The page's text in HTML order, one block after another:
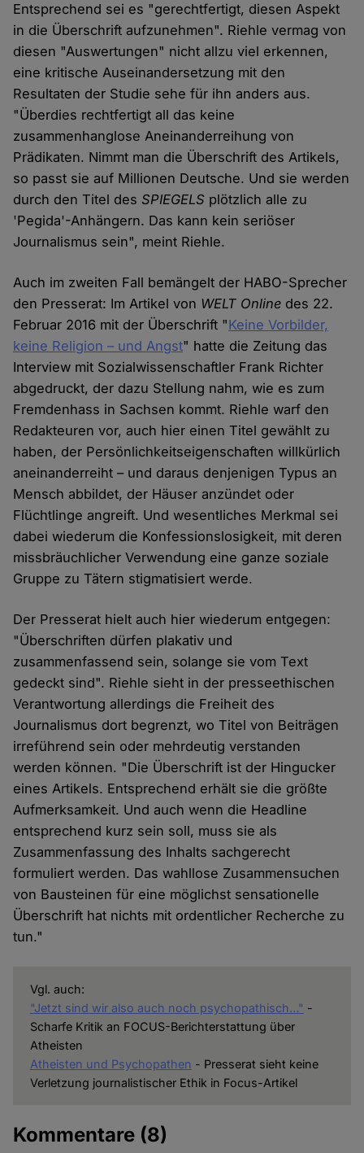
Entsprechend sei es "gerechtfertigt, diesen Aspekt
in die Überschrift aufzunehmen". Riehle vermag von
diesen "Auswertungen" nicht allzu viel erkennen,
eine kritische Auseinandersetzung mit den
Resultaten der Studie sehe für ihn anders aus.
"Überdies rechtfertigt all das keine
zusammenhanglose Aneinanderreihung von
Prädikaten. Nimmt man die Überschrift des Artikels,
so passt sie auf Millionen Deutsche. Und sie werden
durch den Titel desSPIEGELS plötzlich alle zu
'Pegida'-Anhängern. Das kann kein seriöser
Journalismus sein", meint Riehle.
Auch im zweiten Fall bemängelt der HABO-Sprecher
den Presserat: Im Artikel von WELT Online des 22.
Februar 2016 mit der Überschrift "Keine Vorbilder,
keine Religion – und Angst" hatte die Zeitung das
Interview mit Sozialwissenschaftler Frank Richter
abgedruckt, der dazu Stellung nahm, wie es zum
Fremdenhass in Sachsen kommt. Riehle warf den
Redakteuren vor, auch hier einen Titel gewählt zu
haben, der Persönlichkeitseigenschaften willkürlich
aneinanderreiht – und daraus denjenigen Typus an
Mensch abbildet, der Häuser anzündet oder
Flüchtlinge angreift. Und wesentliches Merkmal sei
dabei wiederum die Konfessionslosigkeit, mit deren
missbräuchlicher Verwendung eine ganze soziale
Gruppe zu Tätern stigmatisiert werde.
Der Presserat hielt auch hier wiederum entgegen:
"Überschriften dürfen plakativ und
zusammenfassend sein, solange sie vom Text
gedeckt sind". Riehle sieht in der presseethischen
Verantwortung allerdings die Freiheit des
Journalismus dort begrenzt, wo Titel von Beiträgen
irreführend sein oder mehrdeutig verstanden
werden können. "Die Überschrift ist der Hingucker
eines Artikels. Entsprechend erhält sie die größte
Aufmerksamkeit. Und auch wenn die Headline
entsprechend kurz sein soll, muss sie als
Zusammenfassung des Inhalts sachgerecht
formuliert werden. Das wahllose Zusammensuchen
von Bausteinen für eine möglichst sensationelle
Überschrift hat nichts mit ordentlicher Recherche zu
tun."
Vgl. auch:
"Jetzt sind wir also auch noch psychopathisch…" -
Scharfe Kritik an FOCUS-Berichterstattung über
Atheisten
Atheisten und Psychopathen - Presserat sieht keine
Verletzung journalistischer Ethik in Focus-Artikel
Kommentare (8)